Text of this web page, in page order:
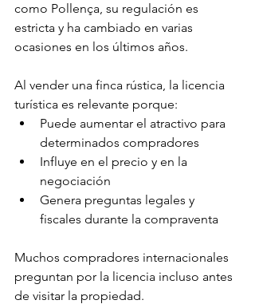
como Pollença, su regulación es
estricta y ha cambiado en varias
ocasiones en los últimos años.
Al vender una finca rústica, la licencia
turística es relevante porque:
Puede aumentar el atractivo para
determinados compradores
Influye en el precio y en la
negociación
Genera preguntas legales y
fiscales durante la compraventa
Muchos compradores internacionales
preguntan por la licencia incluso antes
de visitar la propiedad.